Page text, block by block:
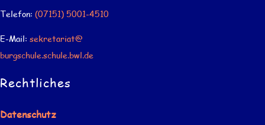
Telefon: (07151) 5001-4510
E-Mail: sekretariat@
burgschule.schule.bwl.de
Rechtliches
Datenschutz